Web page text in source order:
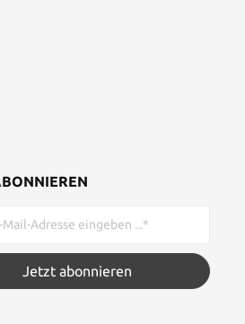
Jetzt abonnieren